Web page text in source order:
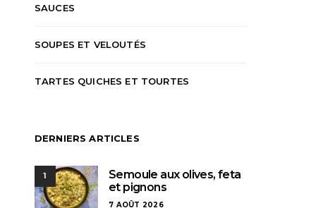
SAUCES
SOUPES ET VELOUTÉS
TARTES QUICHES ET TOURTES
DERNIERS ARTICLES
1
Semoule aux olives, feta
et pignons
7 AOÛT 2026